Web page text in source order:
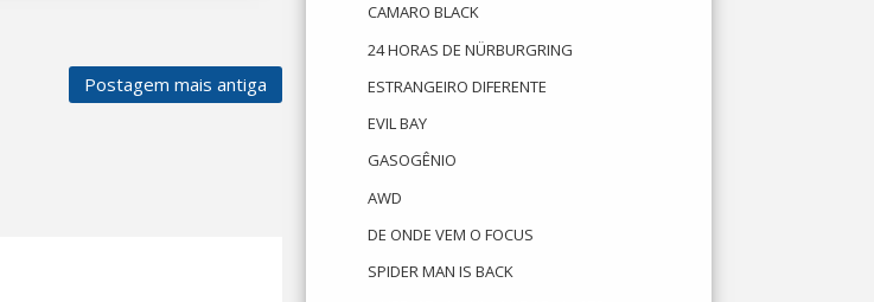
Postagem mais antiga
CAMARO BLACK
24 HORAS DE NÜRBURGRING
ESTRANGEIRO DIFERENTE
EVIL BAY
GASOGÊNIO
AWD
DE ONDE VEM O FOCUS
SPIDER MAN IS BACK